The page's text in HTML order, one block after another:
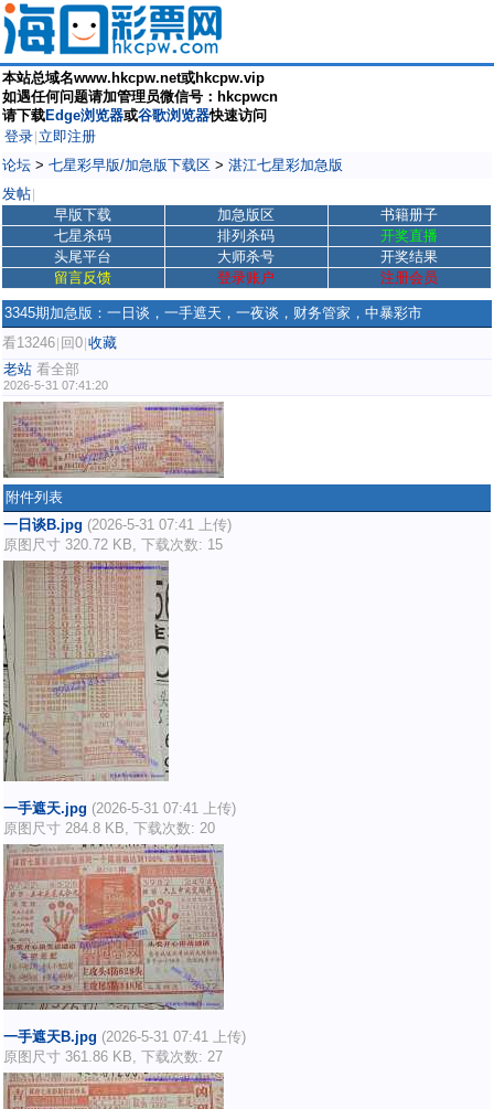
本站总域名www.hkcpw.net或hkcpw.vip
如遇任何问题请加管理员微信号：hkcpwcn
请下载Edge浏览器或谷歌浏览器快速访问
登录 立即注册
论坛 > 七星彩早版/加急版下载区 > 湛江七星彩加急版
发帖
早版下载 加急版区
书籍册子
七星杀码
排列杀码
开奖直播
头尾平台
大师杀号
开奖结果
留言反馈
登录账户 注册会员
3345期加急版：一日谈，一手遮天，一夜谈，财务管家，中暴彩市
看13246 回0 收藏
老站 看全部
2026-5-31 07:41:20
附件列表
一日谈B.jpg (2026-5-31 07:41 上传)
原图尺寸 320.72 KB, 下载次数: 15
一手遮天.jpg (2026-5-31 07:41 上传)
原图尺寸 284.8 KB, 下载次数: 20
一手遮天B.jpg (2026-5-31 07:41 上传)
原图尺寸 361.86 KB, 下载次数: 27